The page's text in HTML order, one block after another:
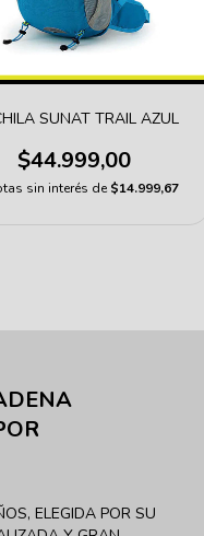
SUNAT TRAIL AZUL
$44.999,00
sin interés de $14.999,67
ELEGIDA POR SU